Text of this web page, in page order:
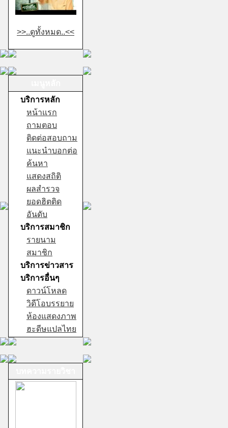
>>..ดูทั้งหมด..<<
บริการหลัก
หน้าแรก
ถามตอบ
ติดต่อสอบถาม
แนะนำบอกต่อ
ค้นหา
แสดงสถิติ
ผลสำรวจ
ยอดฮิตติด
อันดับ
บริการสมาชิก
รายนาม
สมาชิก
บริการข่าวสาร
บริการอื่นๆ
ดาวน์โหลด
วิดีโอบรรยาย
ห้องแสดงภาพ
ฮะดีษแปลไทย